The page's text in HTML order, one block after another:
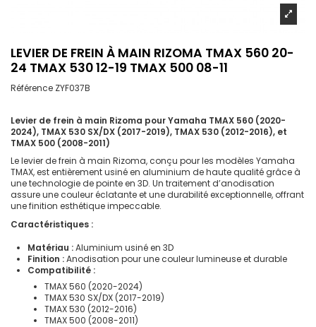
LEVIER DE FREIN À MAIN RIZOMA TMAX 560 20-
24 TMAX 530 12-19 TMAX 500 08-11
Référence ZYF037B
Levier de frein à main Rizoma pour Yamaha TMAX 560 (2020-
2024), TMAX 530 SX/DX (2017-2019), TMAX 530 (2012-2016), et
TMAX 500 (2008-2011)
Le levier de frein à main Rizoma, conçu pour les modèles Yamaha
TMAX, est entièrement usiné en aluminium de haute qualité grâce à
une technologie de pointe en 3D. Un traitement d’anodisation
assure une couleur éclatante et une durabilité exceptionnelle, offrant
une finition esthétique impeccable.
Caractéristiques :
Matériau :Aluminium usiné en 3D
Finition :Anodisation pour une couleur lumineuse et durable
Compatibilité :
TMAX 560 (2020-2024)
TMAX 530 SX/DX (2017-2019)
TMAX 530 (2012-2016)
TMAX 500 (2008-2011)